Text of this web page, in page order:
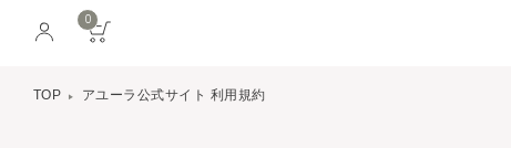
0
TOP アユーラ公式サイト 利用規約